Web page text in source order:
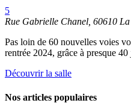
5
Rue Gabrielle Chanel, 60610
Pas loin de 60 nouvelles voies
rentrée 2024, grâce à presque 40
Découvrir la salle
Nos articles populaires